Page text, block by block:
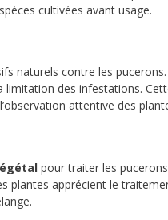
cultivées avant usage.
naturels contre les
des infestations.
attentive des
pour traiter les
plantes apprécient le